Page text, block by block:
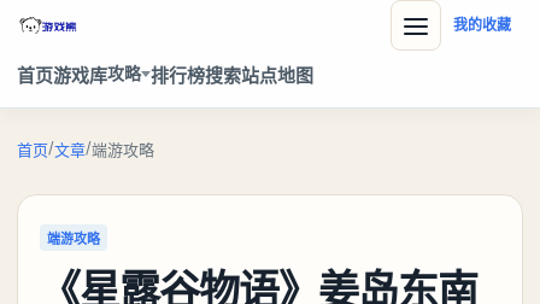
首页游戏库攻略 排行榜搜索站点地图
我的收藏
首页/文章/端游攻略
端游攻略
《星露谷物语》姜岛东南